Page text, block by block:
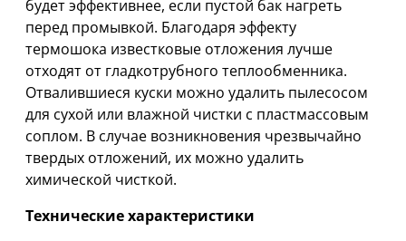
будет эффективнее, если пустой бак нагреть
перед промывкой. Благодаря эффекту
термошока известковые отложения лучше
отходят от гладкотрубного теплообменника.
Отвалившиеся куски можно удалить пылесосом
для сухой или влажной чистки с пластмассовым
соплом. В случае возникновения чрезвычайно
твердых отложений, их можно удалить
химической чисткой.
Технические характеристики